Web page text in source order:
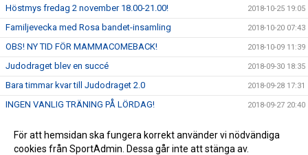
Höstmys fredag 2 november 18.00-21.00! 2018-10-25 19:05
Familjevecka med Rosa bandet-insamling 2018-10-20 07:43
OBS! NY TID FÖR MAMMACOMEBACK! 2018-10-09 11:39
Judodraget blev en succé 2018-09-30 18:35
Bara timmar kvar till Judodraget 2.0 2018-09-28 17:31
INGEN VANLIG TRÄNING PÅ LÖRDAG! 2018-09-27 20:40
OBS NYA TIDER
För att hemsidan ska fungera korrekt använder vi nödvändiga
cookies från SportAdmin. Dessa går inte att stänga av.